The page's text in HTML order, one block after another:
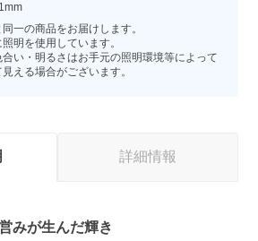
同一の商品をお届けします。
照明を使用しています。
合い・明るさはお手元の照明環境等によって
える場合がございます。
詳細情報
みが生んだ輝き